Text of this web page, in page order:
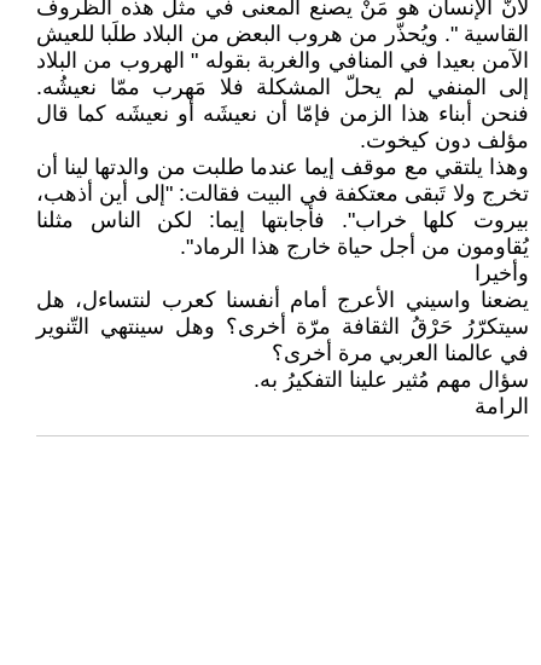
لأنّ الإنسان هو مَنْ يصنع المعنى في مثل هذه الظروف
القاسية ". ويُحذّر من هروب البعض من البلاد طلَبا للعيش
الآمن بعيدا في المنافي والغربة بقوله " الهروب من البلاد
إلى المنفي لم يحلّ المشكلة فلا مَهرب ممّا نعيشُه.
فنحن أبناء هذا الزمن فإمّا أن نعيشَه أو نعيشَه كما قال
مؤلف دون كيخوت.
وهذا يلتقي مع موقف إيما عندما طلبت من والدتها لينا أن
تخرج ولا تَبقى معتكفة في البيت فقالت: "إلى أين أذهب،
بيروت كلها خراب". فأجابتها إيما: لكن الناس مثلنا
يُقاومون من أجل حياة خارج هذا الرماد".
وأخيرا
يضعنا واسيني الأعرج أمام أنفسنا كعرب لنتساءل، هل
سيتكرّرُ حَرْقُ الثقافة مرّة أخرى؟ وهل سينتهي التّنوير
في عالمنا العربي مرة أخرى؟
سؤال مهم مُثير علينا التفكيرُ به.
الرامة